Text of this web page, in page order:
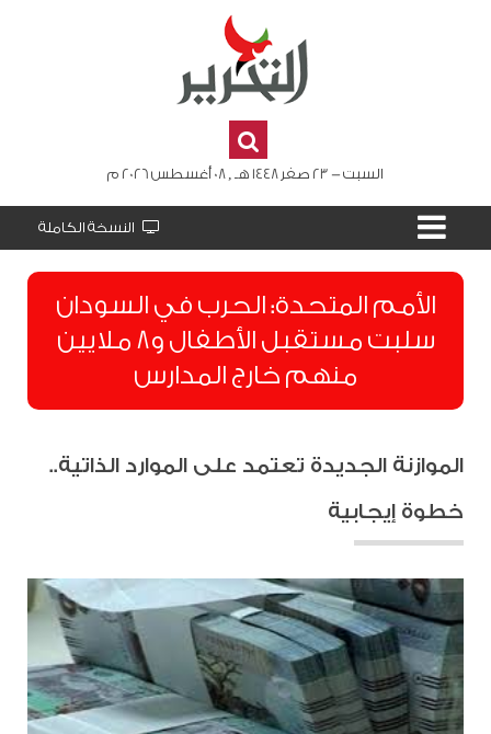
السبت - 23 صفر 1448 هـ , 08 أغسطس 2026 م
النسخة الكاملة
الأمم المتحدة: الحرب في السودان
سلبت مستقبل الأطفال و8 ملايين
منهم خارج المدارس
الموازنة الجديدة تعتمد على الموارد الذاتية..
خطوة إيجابية